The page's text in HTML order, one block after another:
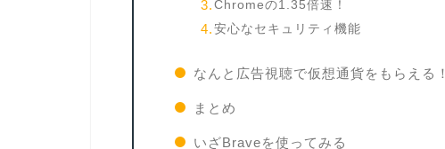
Chromeの1.35倍速！
安心なセキュリティ機能
なんと広告視聴で仮想通貨をもらえる！
まとめ
いざBraveを使ってみる